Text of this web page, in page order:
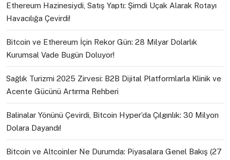
Ethereum Hazinesiydi, Satış Yaptı: Şimdi Uçak Alarak Rotayı
Havacılığa Çevirdi!
Bitcoin ve Ethereum İçin Rekor Gün: 28 Milyar Dolarlık
Kurumsal Vade Bugün Doluyor!
Sağlık Turizmi 2025 Zirvesi: B2B Dijital Platformlarla Klinik ve
Acente Gücünü Artırma Rehberi
Balinalar Yönünü Çevirdi, Bitcoin Hyper’da Çılgınlık: 30 Milyon
Dolara Dayandı!
Bitcoin ve Altcoinler Ne Durumda: Piyasalara Genel Bakış (27